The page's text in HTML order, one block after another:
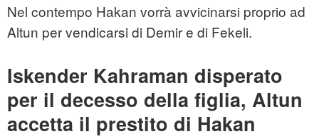
Nel contempo Hakan vorrà avvicinarsi proprio ad
Altun per vendicarsi di Demir e di Fekeli.
Iskender Kahraman disperato
per il decesso della figlia, Altun
accetta il prestito di Hakan